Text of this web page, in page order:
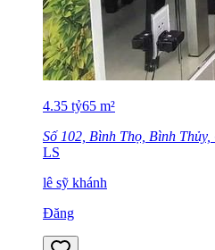
4.35 tỷ65 m²
Số 102, Bình Thọ, Bình
LS
lê sỹ khánh
Đăng